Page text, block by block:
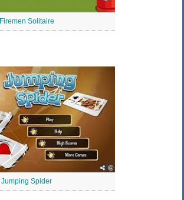
Firemen Solitaire
Jumping Spider